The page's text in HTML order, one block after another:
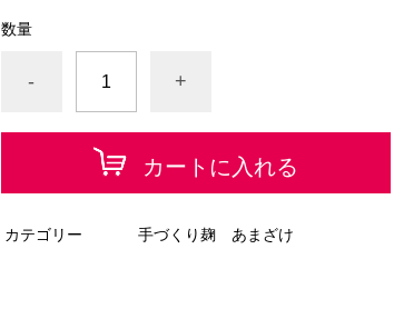
数量
- +
カートに入れる
カテゴリー 手づくり麹 あまざけ